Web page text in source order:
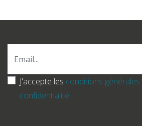
J'accepte les conditions générales
confidentialité